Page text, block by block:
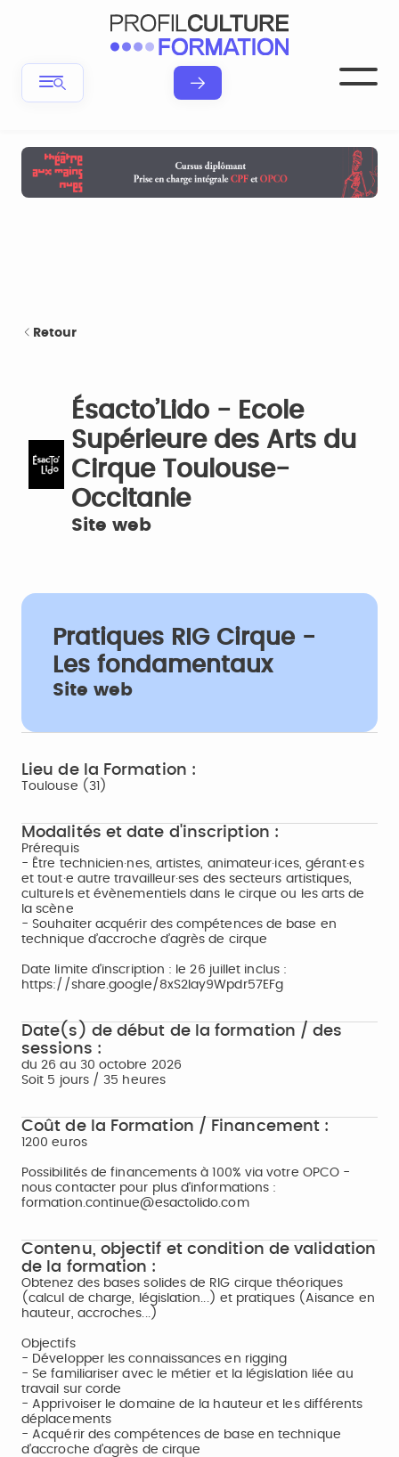
Retour
Ésacto’Lido - Ecole
Supérieure des Arts du
Cirque Toulouse-
Occitanie
Site web
Pratiques RIG Cirque -
Les fondamentaux
Site web
Lieu de la Formation :
Toulouse (31)
Modalités et date d'inscription :
Prérequis
- Être technicien·nes, artistes, animateur·ices, gérant·es
et tout·e autre travailleur·ses des secteurs artistiques,
culturels et évènementiels dans le cirque ou les arts de
la scène
- Souhaiter acquérir des compétences de base en
technique d’accroche d’agrès de cirque
Date limite d'inscription : le 26 juillet inclus :
https://share.google/8xS2lay9Wpdr57EFg
Date(s) de début de la formation / des
sessions :
du 26 au 30 octobre 2026
Soit 5 jours / 35 heures
Coût de la Formation / Financement :
1200 euros
Possibilités de financements à 100% via votre OPCO -
nous contacter pour plus d'informations :
formation.continue@esactolido.com
Contenu, objectif et condition de validation
de la formation :
Obtenez des bases solides de RIG cirque théoriques
(calcul de charge, législation...) et pratiques (Aisance en
hauteur, accroches...)
Objectifs
- Développer les connaissances en rigging
- Se familiariser avec le métier et la législation liée au
travail sur corde
- Apprivoiser le domaine de la hauteur et les différents
déplacements
- Acquérir des compétences de base en technique
d’accroche d’agrès de cirque